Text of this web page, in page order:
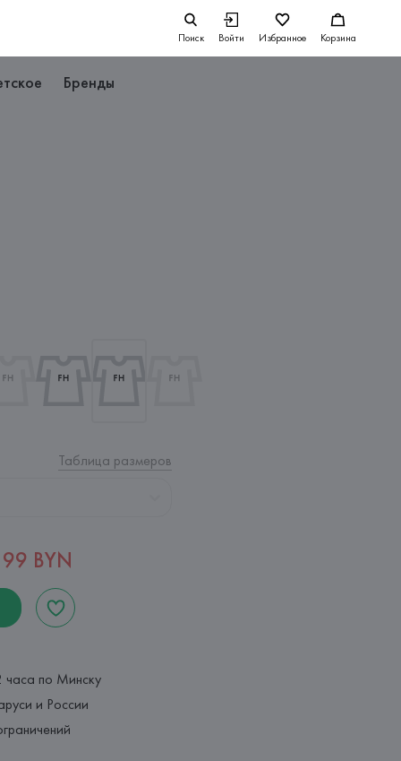
Поиск Войти Избранное Корзина
Бренды
Таблица размеров
BYN
часа по Минску
и России